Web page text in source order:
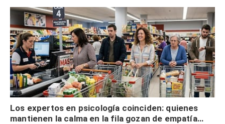
Los expertos en psicología coinciden: quienes
mantienen la calma en la fila gozan de empatía